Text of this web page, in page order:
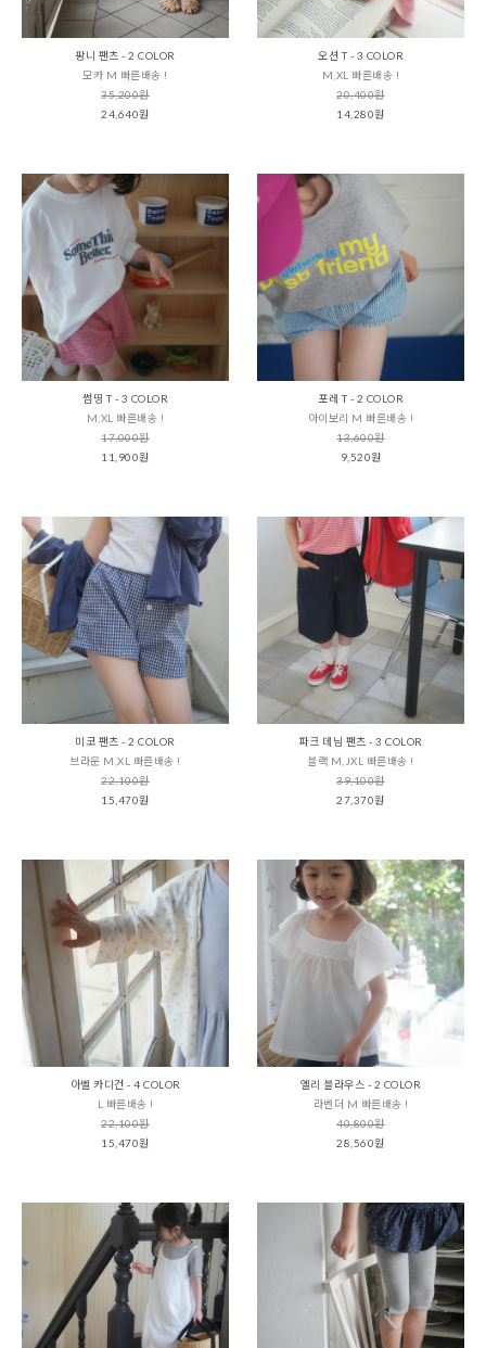
팡니 팬츠 - 2 COLOR
모카 M 빠른배송 !
35,200원
24,640원
오션 T - 3 COLOR
M,XL 빠른배송 !
20,400원
14,280원
썸띵 T - 3 COLOR
M,XL 빠른배송 !
17,000원
11,900원
포레 T - 2 COLOR
아이보리 M 빠른배송 !
13,600원
9,520원
미코 팬츠 - 2 COLOR
브라운 M,XL 빠른배송 !
22,100원
15,470원
파크 데님 팬츠 - 3 COLOR
블랙 M,JXL 빠른배송 !
39,100원
27,370원
아벨 카디건 - 4 COLOR
L 빠른배송 !
22,100원
15,470원
엘리 블라우스 - 2 COLOR
라벤더 M 빠른배송 !
40,800원
28,560원